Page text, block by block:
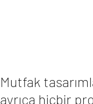
Mutfak
ayrıca hiçbir